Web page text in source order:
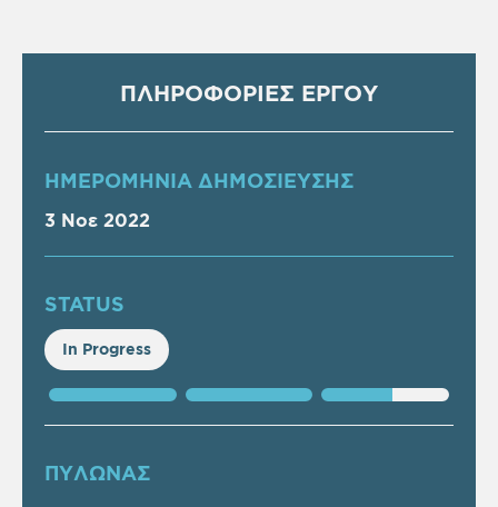
ΠΛΗΡΟΦΟΡΙΕΣ ΕΡΓΟΥ
ΗΜΕΡΟΜΗΝΙΑ ΔΗΜΟΣΙΕΥΣΗΣ
3 Νοε 2022
STATUS
In Progress
ΠΥΛΩΝΑΣ